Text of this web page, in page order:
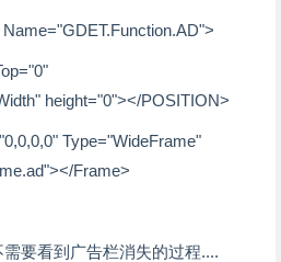
height="0"></POSITION>
Type="WideFrame"
Frame>
要看到广告栏消失的过程....